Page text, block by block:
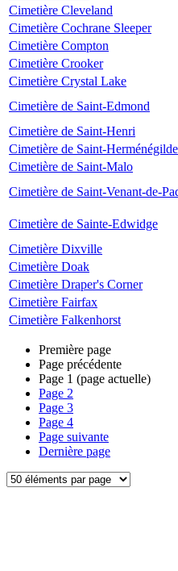
Cimetière Cleveland
Cimetière Cochrane Sleeper
Cimetière Compton
Cimetière Crooker
Cimetière Crystal Lake
Cimetière de Saint-Edmond
Cimetière de Saint-Henri
Cimetière de Saint-Herménégilde
Cimetière de Saint-Malo
Cimetière de Saint-Venant-de-
Cimetière de Sainte-Edwidge
Cimetière Dixville
Cimetière Doak
Cimetière Draper's Corner
Cimetière Fairfax
Cimetière Falkenhorst
Première page
Page précédente
Page 1 (page actuelle)
Page 2
Page 3
Page 4
Page suivante
Dernière page